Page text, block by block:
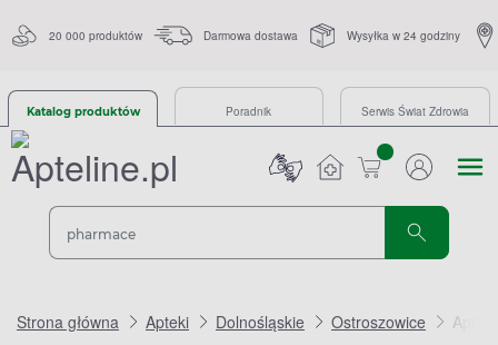
20 000 produktów Darmowa dostawa Wysyłka w 24 godziny
Katalog produktów Poradnik Serwis Świat Zdrowia
sztuk
Strona główna Apteki Dolnośląskie Ostroszowice